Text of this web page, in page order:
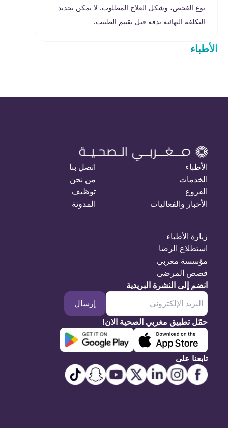
نوع الفحص، وشكل العلاج المطلوب. لا يمكن تحديد
التكلفة النهائية بدقة قبل تقييم الطبيب.
الأطباء
الأطباء
الخدمات
الفروع
الأخبار والفعاليات
اتصل بنا
من نحن
توظيف
المدونة
زيارة الأطباء
استطلاع الرضا
مؤسسة مغربي
قصص المرضى
انضم إلى النشرة البريدية
إرسال
حمّل تطبيق مغربي الصحية الان!
تابعنا على